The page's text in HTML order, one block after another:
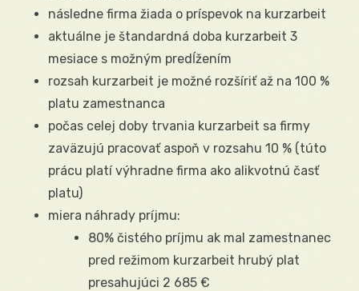
následne firma žiada o príspevok na kurzarbeit
aktuálne je štandardná doba kurzarbeit 3
mesiace s možným predĺžením
rozsah kurzarbeit je možné rozšíriť až na 100 %
platu zamestnanca
počas celej doby trvania kurzarbeit sa firmy
zaväzujú pracovať aspoň v rozsahu 10 % (túto
prácu platí výhradne firma ako alikvotnú časť
platu)
miera náhrady príjmu:
80% čistého príjmu ak mal zamestnanec
pred režimom kurzarbeit hrubý plat
presahujúci 2 685 €